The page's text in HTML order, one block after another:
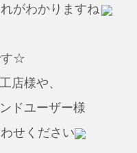
がわかりますね
す☆
店様や、
ドユーザー様
せください